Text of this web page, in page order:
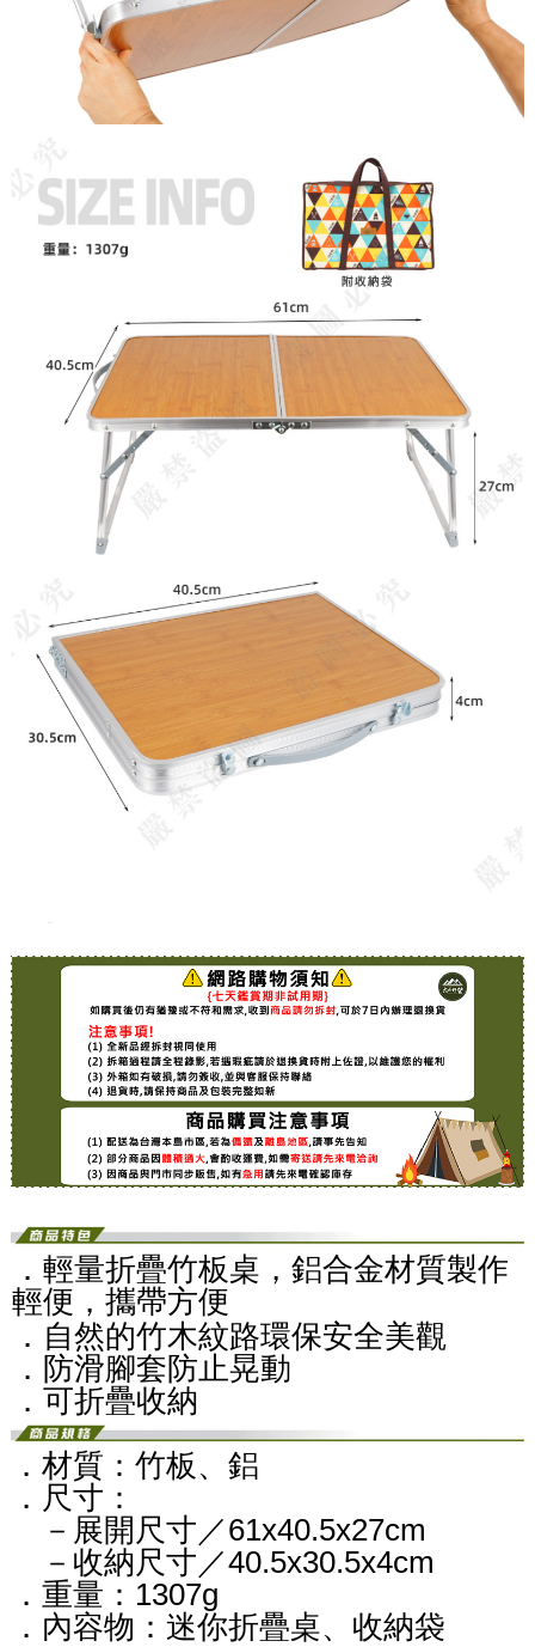
．輕量折疊竹板桌，鋁合金材質製作
輕便，攜帶方便
．自然的竹木紋路環保安全美觀
​．防滑腳套防止晃動
．可折疊收納
．材質：竹板、鋁
．尺寸：
－展開尺寸／61x40.5x27cm
－收納尺寸／40.5x30.5x4cm
．重量：1307g
．內容物：迷你折疊桌、收納袋